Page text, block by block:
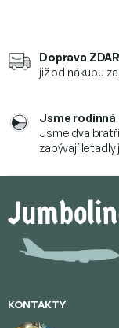
Doprava
již od nákupu
Jsme rodinná
Jsme dva
zabývají letadly
p
KONTAKTY